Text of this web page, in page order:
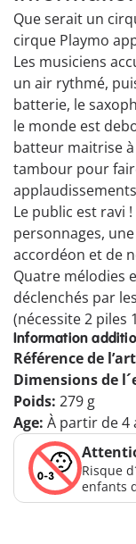
Que serait un
cirque Playmo
Les musiciens
un air rythmé,
batterie, le
le monde est
batteur maitrise
tambour pour
Le public est ravi
personnages,
accordéon et de
Quatre mélodies
déclenchés par
(nécessite 2 piles
Information
Référence de
Dimensions de
Poids: 279 g
Age: À partir de 4
Risque
enfants